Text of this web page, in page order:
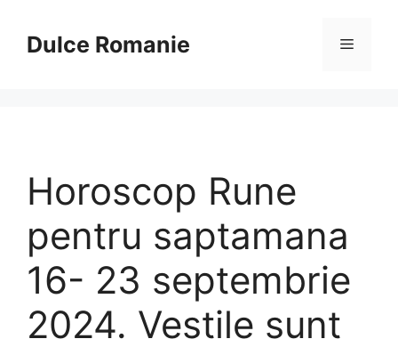
conținutDulce Romanie Meniu
Horoscop Rune
pentru saptamana
16- 23 septembrie
2024. Vestile sunt